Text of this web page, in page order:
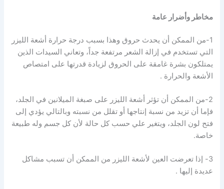
مخاطر وأضرار عامة
1-من الممكن أن يحدث حروق وهذا بسبب درجة حرارة أشعة الليزر
التي تستخدم في إزالة الشعر مرتفعة جداً، وتعاني السيدات الذين
يمتلكون بشرة غامقة على الحروق لزيادة قدرتها على امتصاص
الأشعة والحرارة .
2-من الممكن أن تؤثر أشعة الليزر على صبغة الميلانين في الجلد،
فإما أن تزيد من نسبة إنتاجها أو تقلل من نسبته وبالتالي يؤدي إلى
فتح لون الجلد، ويتغير علي حسب كل حالة لأن كل جسم وله طبيعة
خاصة.
3- إذا تعرضت العين لأشعة الليزر من الممكن أن تسبب مشاكل
عديدة إليها .